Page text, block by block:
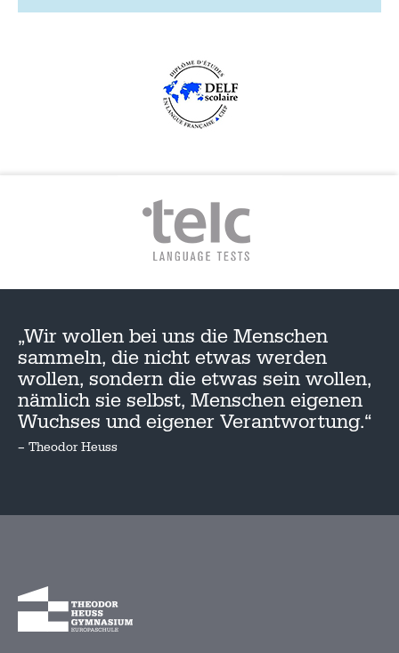
„Wir wollen bei uns die Menschen
sammeln, die nicht etwas werden
wollen, sondern die etwas sein wollen,
nämlich sie selbst, Menschen eigenen
Wuchses und eigener Verantwortung.“
– Theodor Heuss